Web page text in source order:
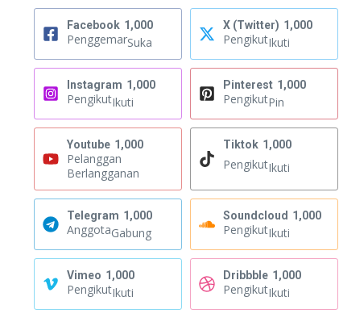
Facebook 1,000
PenggemarSuka
X (Twitter) 1,000
PengikutIkuti
Instagram 1,000
PengikutIkuti
Pinterest 1,000
PengikutPin
Youtube 1,000
Pelanggan
Berlangganan
Tiktok 1,000
PengikutIkuti
Telegram 1,000
AnggotaGabung
Soundcloud 1,000
PengikutIkuti
Vimeo 1,000
PengikutIkuti
Dribbble 1,000
PengikutIkuti